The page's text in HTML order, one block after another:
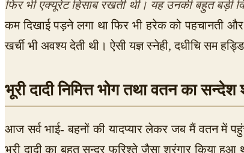
फिर भी एक्यूरेट हिसाब रखती थी। यह उनकी बहुत बड़ी
कम दिखाई पड़ने लगा था फिर भी हरेक को पहचानती
खर्ची भी अवश्य देती थी। ऐसी यज्ञ स्नेही, दधीचि सम
भूरी दादी निमित्त भोग तथा वतन का सन्देश
आज सर्व भाई- बहनों की यादप्यार लेकर जब मैं वतन में
भूरी दादी का बहुत सुन्दर फरिश्ते जैसा श्रृंगार किया